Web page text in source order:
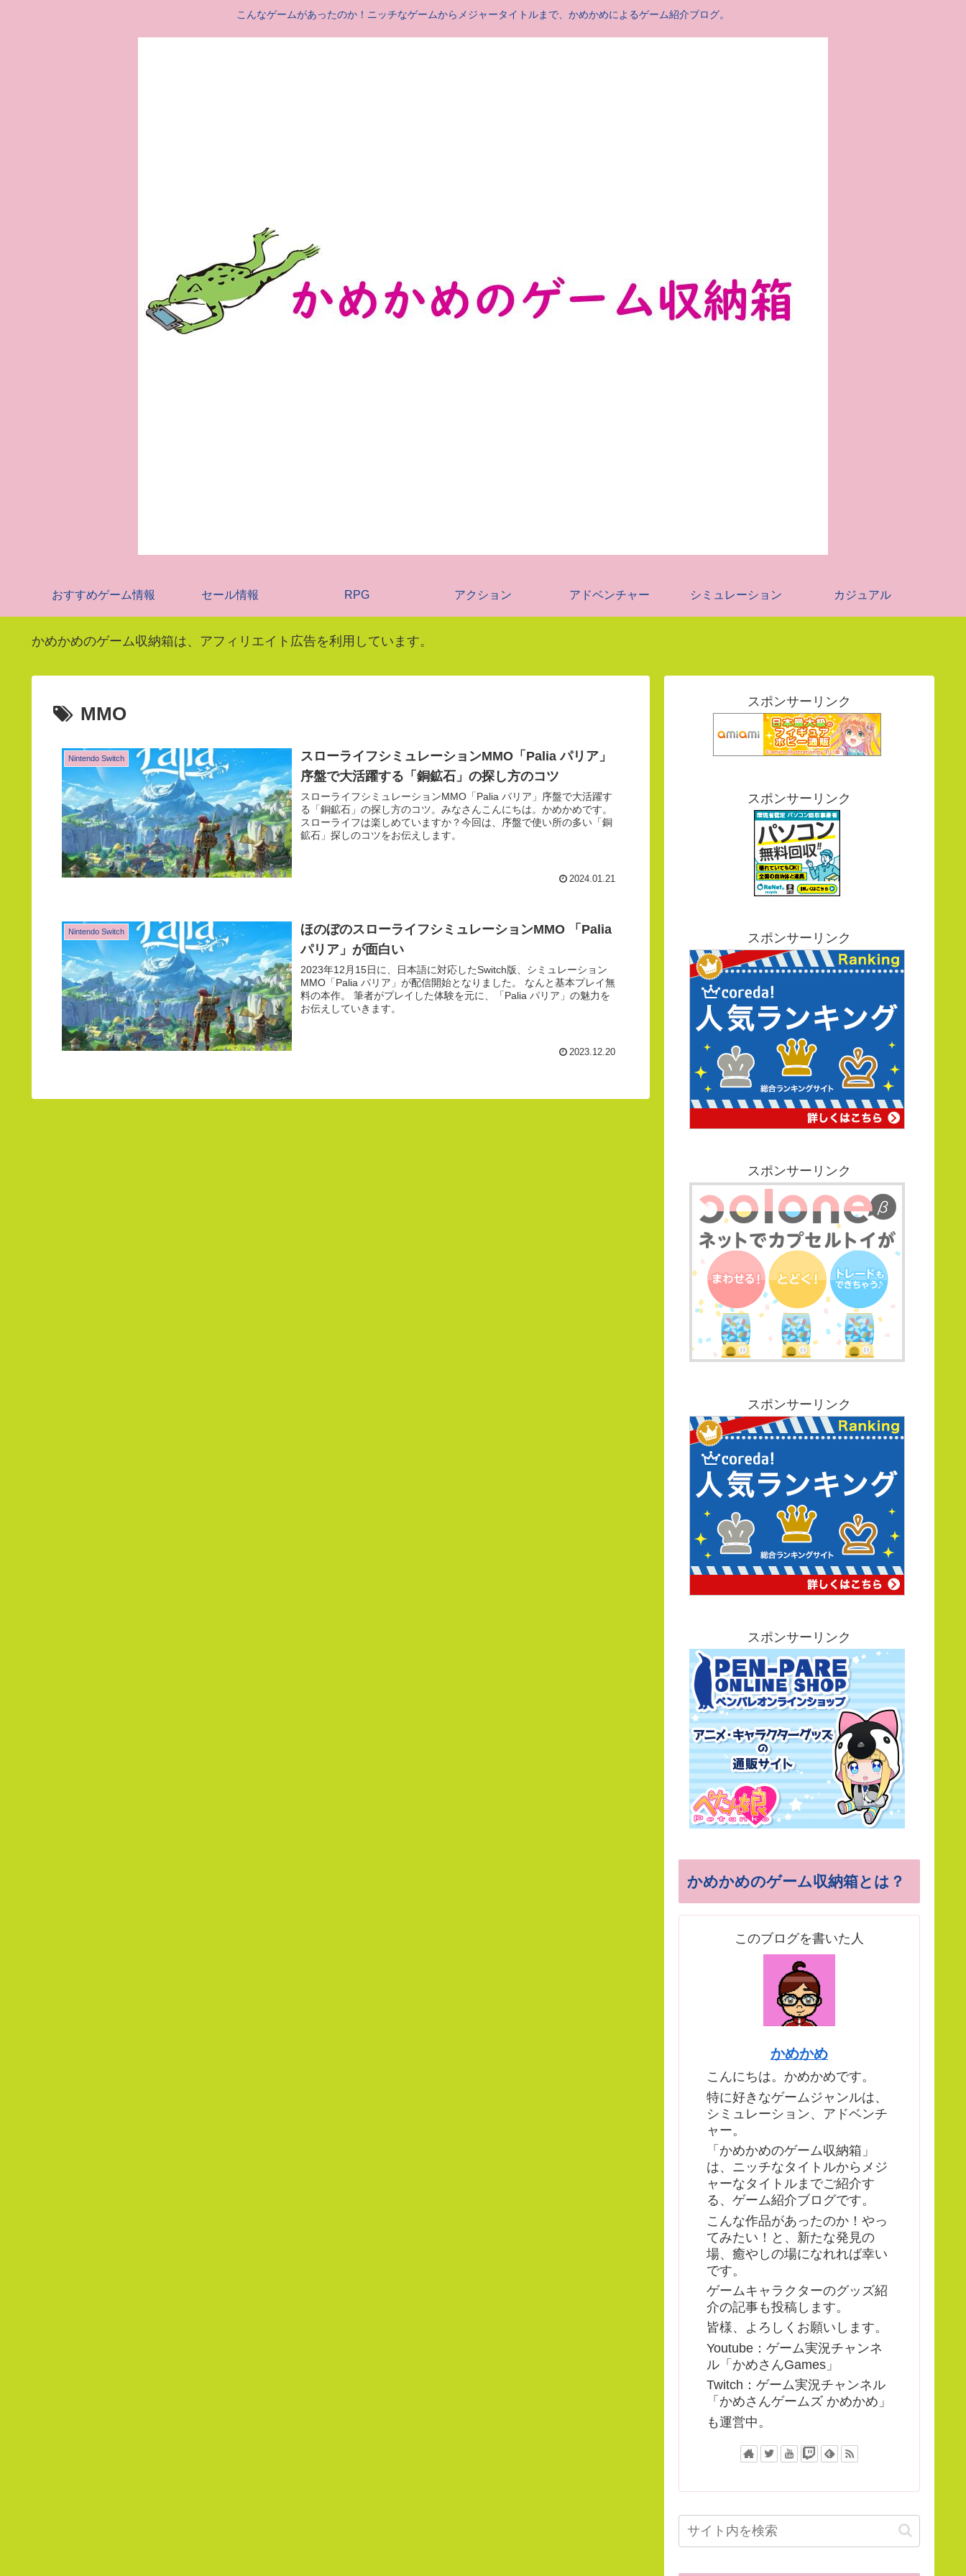
こんなゲームがあったのか！ニッチなゲームからメジャータイトルまで、かめかめによるゲーム紹介ブログ。
おすすめゲーム情報 セール情報 RPG アクション アドベンチャー シミュレーション カジュアル
かめかめのゲーム収納箱は、アフィリエイト広告を利用しています。
MMO
Nintendo Switch
スローライフシミュレーションMMO「Palia パリア」
序盤で大活躍する「銅鉱石」の探し方のコツ
スローライフシミュレーションMMO「Palia パリア」序盤で大活躍す
る「銅鉱石」の探し方のコツ。みなさんこんにちは。かめかめです。
スローライフは楽しめていますか？今回は、序盤で使い所の多い「銅
鉱石」探しのコツをお伝えします。
2024.01.21
Nintendo Switch
ほのぼのスローライフシミュレーションMMO 「Palia
パリア」が面白い
2023年12月15日に、日本語に対応したSwitch版、シミュレーション
MMO「Palia パリア」が配信開始となりました。 なんと基本プレイ無
料の本作。 筆者がプレイした体験を元に、「Palia パリア」の魅力を
お伝えしていきます。
2023.12.20
スポンサーリンク
スポンサーリンク
スポンサーリンク
スポンサーリンク
スポンサーリンク
スポンサーリンク
かめかめのゲーム収納箱とは？
このブログを書いた人
かめかめ
こんにちは。かめかめです。
特に好きなゲームジャンルは、
シミュレーション、アドベンチ
ャー。
「かめかめのゲーム収納箱」
は、ニッチなタイトルからメジ
ャーなタイトルまでご紹介す
る、ゲーム紹介ブログです。
こんな作品があったのか！やっ
てみたい！と、新たな発見の
場、癒やしの場になれれば幸い
です。
ゲームキャラクターのグッズ紹
介の記事も投稿します。
皆様、よろしくお願いします。
Youtube：ゲーム実況チャンネ
ル「かめさんGames」
Twitch：ゲーム実況チャンネル
「かめさんゲームズ かめかめ」
も運営中。